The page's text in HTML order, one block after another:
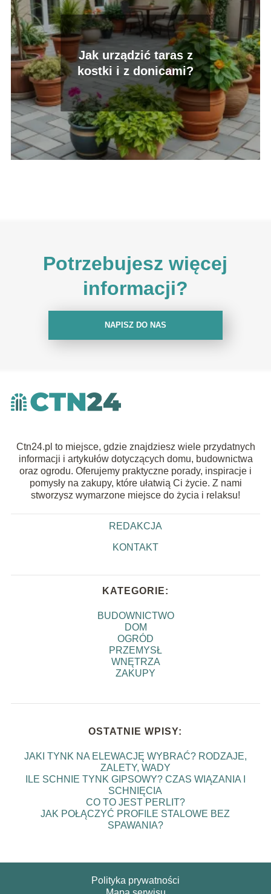
Jak urządzić taras z
kostki i z donicami?
Potrzebujesz więcej
informacji?
NAPISZ DO NAS
Ctn24.pl to miejsce, gdzie znajdziesz wiele przydatnych
informacji i artykułów dotyczących domu, budownictwa
oraz ogrodu. Oferujemy praktyczne porady, inspiracje i
pomysły na zakupy, które ułatwią Ci życie. Z nami
stworzysz wymarzone miejsce do życia i relaksu!
REDAKCJA
KONTAKT
KATEGORIE:
BUDOWNICTWO
DOM
OGRÓD
PRZEMYSŁ
WNĘTRZA
ZAKUPY
OSTATNIE WPISY:
JAKI TYNK NA ELEWACJĘ WYBRAĆ? RODZAJE,
ZALETY, WADY
ILE SCHNIE TYNK GIPSOWY? CZAS WIĄZANIA I
SCHNIĘCIA
CO TO JEST PERLIT?
JAK POŁĄCZYĆ PROFILE STALOWE BEZ
SPAWANIA?
Polityka prywatności